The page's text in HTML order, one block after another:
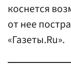
коснется
от нее
«Газеты.Ru».